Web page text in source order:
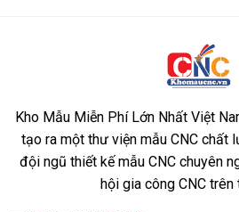
Kho Mẫu Miễn Phí Lớn Nhất Việt
tạo ra một thư viện mẫu CNC chất
đội ngũ thiết kế mẫu CNC chuyên
hội gia công CNC trên